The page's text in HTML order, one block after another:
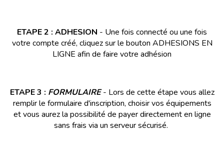
ETAPE 2 : ADHESION - Une fois connecté ou une fois
votre compte créé, cliquez sur le bouton ADHESIONS EN
LIGNE afin de faire votre adhésion
ETAPE 3 : FORMULAIRE- Lors de cette étape vous allez
remplir le formulaire d'inscription, choisir vos équipements
et vous aurez la possibilité de payer directement en ligne
sans frais via un serveur sécurisé.